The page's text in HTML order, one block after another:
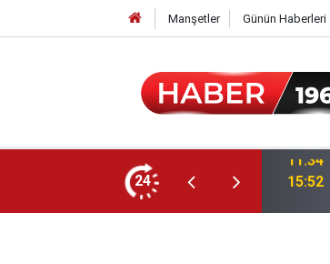
Manşetler Günün Haberleri
24 15:52